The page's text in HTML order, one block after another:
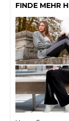
FINDE MEHR